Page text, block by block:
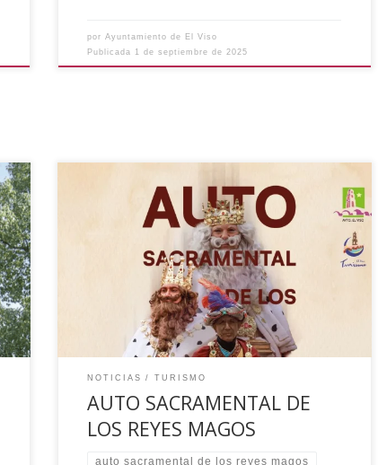
porAyuntamiento de El Viso
Publicada 1 de septiembre de 2025
El Viso vivirá en 2026 el Auto Sacramental de los
Reyes Magos, Fiesta Declarada de Interés
Turístico Nacional de Andalucía. Del 2 al 6 de
enero de 2026 en El Viso (Córdoba) ¿Te lo vas a
perder? Ayuntamiento de El Viso
NOTICIAS TURISMO
AUTO SACRAMENTAL DE
LOS REYES MAGOS
auto sacramental de los reyes magos